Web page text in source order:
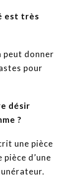
est très
peut donner
pour
désir
?
une pièce
d’une